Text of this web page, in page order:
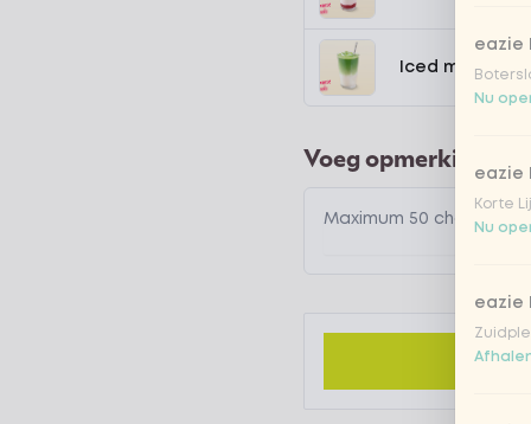
Iced matcha
Voeg opmerking toe
eazie
Nu
eazie
Korte
Nu
eazie